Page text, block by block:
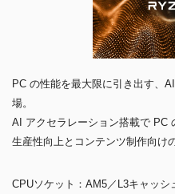
PC の性能を最大限に引き出す、
場。
AI アクセラレーション搭載で PC
生産性向上とコンテンツ制作向け
CPUソケット：AM5／L3キャッ